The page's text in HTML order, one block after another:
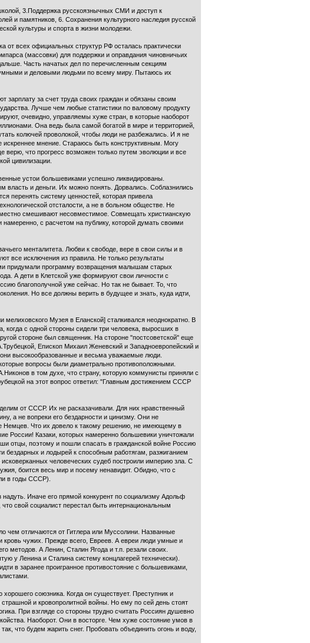
3.Поддержка русскоязнычных СМИ и доступ к
и памятников, 6. Сохранения культурного наследия русской
культуры и спорта в жизни молодежи.
от всех официальных структур РФ осталась практически
(массовки) для поддержки и оправдания чиновничьих
Часть начатых дел по перечисленным секциям
и деловыми людьми по всему миру. Пытаюсь их
за счет труда своих граждан и обязаны своим
Лучше чем любые статистики по валовому продукту
очевидно, управляемы хуже стран, в которые наоборот
Она ведь была самой богатой в мире и территорией,
колючей проволокой, чтобы люди не разбежались. И я не
искреннее мнение. Стараюсь быть конструктивным. Могу
верю, что прогресс возможен только путем эволюции и все
цивилизации.
устои большевиками успешно ликвидированы.
и деньги. Их можно понять. Дорвались. Соблазнились
перенять систему ценностей, которая привела
отсталости, а не в больном обществе. Не
смешивают несовместимое. Совмещать христианскую
с расчетом на публику, которой думать своими
менталитета. Любви к свободе, вере в свои силы и в
все исключения из правила. Не только результаты
придумали программу возвращения малышам старых
А дети в Клетской уже формируют свои личности с
благополучной уже сейчас. Но так не бывает. То, что
Но все должны верить в будущее и знать, куда идти,
Музея в Еланской] сталкивался неоднократно. В
когда с одной стороны сидели три человека, выросших в
стороне был священник. На стороне "постсоветской" еще
Епископ Михаил Женевский и Западноевропейский и
высокообразованные и весьма уважаемые люди.
вопросы были диаметрально противоположными.
в том духе, что страну, которую коммунисты приняли с
на этот вопрос ответил: "Главным достижением СССР
от СССР. Их не расказачивали. Для них нравственный
а не вопреки его бездарности и цинизму. Они не
Немцев. Что их довело к такому решению, не имеющему в
России! Казаки, которых намеренно большевики уничтожали
отцы, поэтому и пошли спасать в гражданской войне Россию
бездарных и лодырей к способным работягам, разжиганием
человеческих судеб построили империю зла. С
боится весь мир и посему ненавидит. Обидно, что с
в годы СССР).
Иначе его прямой конкурент по социализму Адольф
свой социалист перестал быть интернациональным
чем отличаются от Гитлера или Муссолини. Названные
кровь чужих. Прежде всего, Евреев. А евреи люди умные и
методов. А Ленин, Сталин Ягода и т.п. резали своих.
у Ленина и Сталина систему концлагерей технически).
в заранее проигранное противостояние с большевиками,
союзника. Когда он существует. Преступник и
и кровопролитной войны. Но ему по сей день стоят
При взгляде со стороны трудно считать Россиян душевно
Наоборот. Они в восторге. Чем хуже состояние умов в
что будем жарить снег. Пробовать объединить огонь и воду,